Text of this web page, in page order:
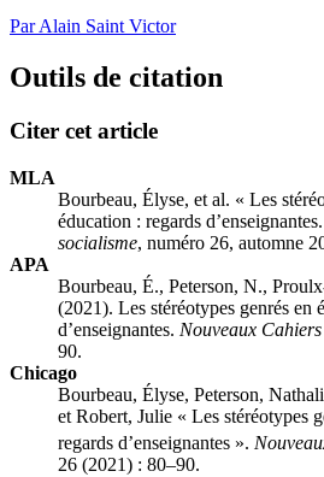
Par Alain Saint Victor
Outils de citation
Citer cet article
MLA
Bourbeau, Élyse, et al. « Les
éducation : regards
socialisme, numéro 26, automne
APA
Bourbeau, É., Peterson, N.,
(2021). Les stéréotypes genrés en
d’enseignantes. Nouveaux
90.
Chicago
Bourbeau, Élyse, Peterson,
et Robert, Julie « Les stéréotypes
regards d’enseignantes ».
26 (2021) : 80–90.